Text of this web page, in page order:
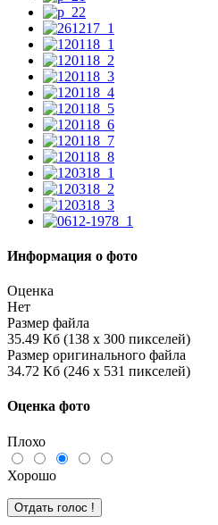
Информация о фото
Оценка
Нет
Размер файла
35.49 Кб (138 x 300 пикселей)
Размер оригинального файла
34.72 Кб (246 x 531 пикселей)
Оценка фото
Плохо
Хорошо